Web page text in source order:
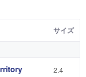
サイズ
2.4